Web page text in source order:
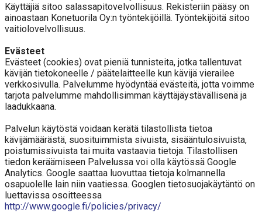
Käyttäjiä sitoo salassapitovelvollisuus. Rekisteriin pääsy on
ainoastaan Konetuorila Oy:n työntekijöillä. Työntekijöitä sitoo
vaitiolovelvollisuus.
Evästeet
Evästeet (cookies) ovat pieniä tunnisteita, jotka tallentuvat
kävijän tietokoneelle / päätelaitteelle kun kävijä vierailee
verkkosivulla. Palvelumme hyödyntää evästeitä, jotta voimme
tarjota palvelumme mahdollisimman käyttäjäystävällisenä ja
laadukkaana.
Palvelun käytöstä voidaan kerätä tilastollista tietoa
kävijämäärästä, suosituimmista sivuista, sisääntulosivuista,
poistumissivuista tai muita vastaavia tietoja. Tilastollisen
tiedon keräämiseen Palvelussa voi olla käytössä Google
Analytics. Google saattaa luovuttaa tietoja kolmannella
osapuolelle lain niin vaatiessa. Googlen tietosuojakäytäntö on
luettavissa osoitteessa
http://www.google.fi/policies/privacy/